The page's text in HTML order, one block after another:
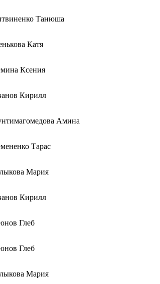
Танюша
Катя
Ксения
Кирилл
Амина
Тарас
Мария
Кирилл
Глеб
Глеб
Мария